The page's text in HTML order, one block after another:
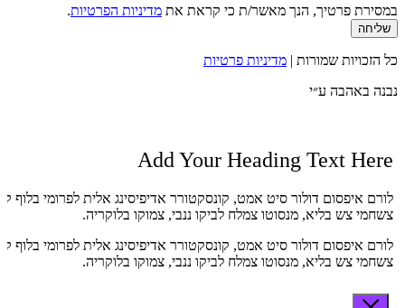
במסירת פרטיך, הנך מאשר/ת כי קראת את מדיניות הפרטיות.
שליחה
כל הזכויות שמורות | מדיניות פרטיות
נבנה באהבה ע״י
Add Your Heading Text Here
לורם איפסום דולור סיט אמט, קונסקטורר אדיפיסינג אלית לפרומי בלוף
צשחמי צש בליא, מנסוטו צמלח לביקו ננבי, צמוקו בלוקריה.
לורם איפסום דולור סיט אמט, קונסקטורר אדיפיסינג אלית לפרומי בלוף
צשחמי צש בליא, מנסוטו צמלח לביקו ננבי, צמוקו בלוקריה.